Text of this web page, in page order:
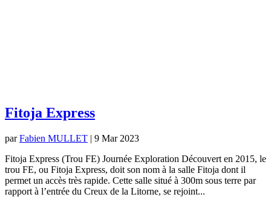
Fitoja Express
parFabien MULLET | 9 Mar 2023
Fitoja Express (Trou FE) Journée Exploration Découvert en 2015, le
trou FE, ou Fitoja Express, doit son nom à la salle Fitoja dont il
permet un accès très rapide. Cette salle situé à 300m sous terre par
rapport à l’entrée du Creux de la Litorne, se rejoint...